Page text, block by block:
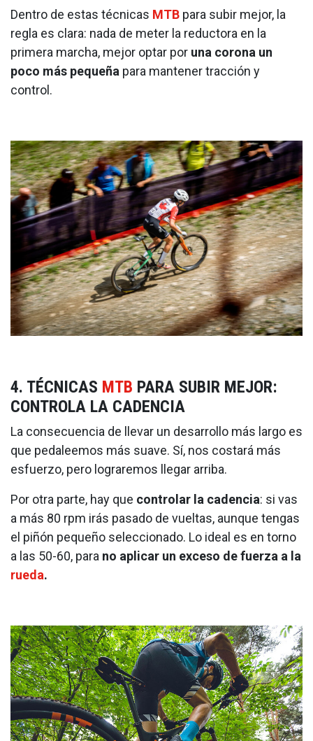
Dentro de estas técnicas MTB para subir mejor, la
regla es clara: nada de meter la reductora en la
primera marcha, mejor optar por una corona un
poco más pequeña para mantener tracción y
control.
4. TÉCNICAS MTB PARA SUBIR MEJOR:
CONTROLA LA CADENCIA
La consecuencia de llevar un desarrollo más largo es
que pedaleemos más suave. Sí, nos costará más
esfuerzo, pero lograremos llegar arriba.
Por otra parte, hay que controlar la cadencia: si vas
a más 80 rpm irás pasado de vueltas, aunque tengas
el piñón pequeño seleccionado. Lo ideal es en torno
a las 50-60, para no aplicar un exceso de fuerza a la
rueda.